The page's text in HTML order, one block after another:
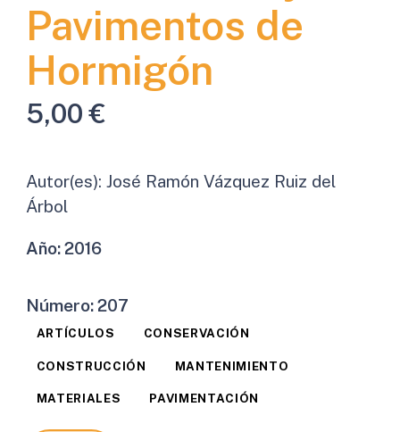
Pavimentos de
Hormigón
5,00€
Autor(es): José Ramón Vázquez Ruiz del
Árbol
Año:2016
Número:207
ARTÍCULOS CONSERVACIÓN
CONSTRUCCIÓN MANTENIMIENTO
MATERIALES PAVIMENTACIÓN